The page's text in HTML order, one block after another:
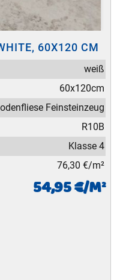
60X120 CM
weiß
60x120cm
Feinsteinzeug
R10B
Klasse 4
76,30 €/m²
54,95 €/M²